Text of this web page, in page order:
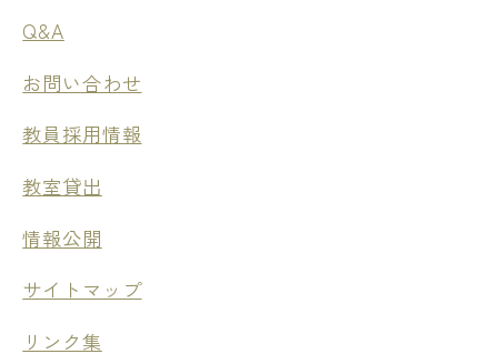
Q&A
お問い合わせ
教員採用情報
教室貸出
情報公開
サイトマップ
リンク集